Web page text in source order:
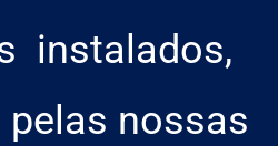
instalados,
nossas